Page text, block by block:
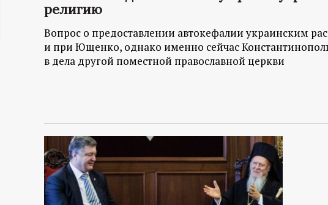
и
о
н
ы
й
п
религию
Вопрос о предоставлении автокефалии украинским
и при Ющенко, однако именно сейчас
в дела другой поместной православной церкви